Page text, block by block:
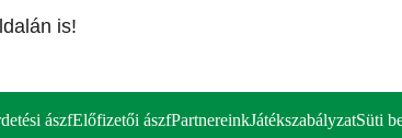
is!
ászfElőfizetői ászfPartnereinkJátékszabályzatSüti